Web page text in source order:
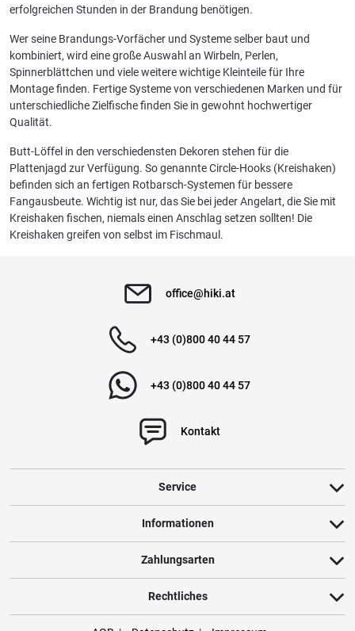
erfolgreichen Stunden in der Brandung benötigen.
Wer seine Brandungs-Vorfächer und Systeme selber baut und
kombiniert, wird eine große Auswahl an Wirbeln, Perlen,
Spinnerblättchen und viele weitere wichtige Kleinteile für Ihre
Montage finden. Fertige Systeme von verschiedenen Marken und für
unterschiedliche Zielfische finden Sie in gewohnt hochwertiger
Qualität.
Butt-Löffel in den verschiedensten Dekoren stehen für die
Plattenjagd zur Verfügung. So genannte Circle-Hooks (Kreishaken)
befinden sich an fertigen Rotbarsch-Systemen für bessere
Fangausbeute. Wichtig ist nur, das Sie bei jeder Angelart, die Sie mit
Kreishaken fischen, niemals einen Anschlag setzen sollten! Die
Kreishaken greifen von selbst im Fischmaul.
office@hiki.at
+43 (0)800 40 44 57
+43 (0)800 40 44 57
Kontakt
Service
Informationen
Zahlungsarten
Rechtliches